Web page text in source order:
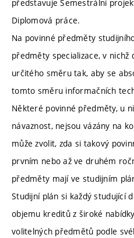
představuje Semestrální
Diplomová práce.
Na povinné předměty
předměty specializace, v
určitého směru tak, aby se
tomto směru informačních
Některé povinné předměty, u
návaznost, nejsou vázány na
může zvolit, zda si takový
prvním nebo až ve druhém
předměty mají ve studijním
Studijní plán si každý studující
objemu kreditů z široké
volitelných předmětů podle